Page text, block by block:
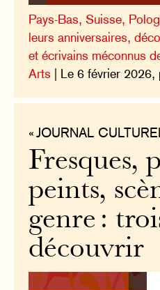
Pays-Bas, Suisse,
leurs anniversaires,
et écrivains méconnus
Arts | Le 6 février
« JOURNAL
Fresques,
peints,
genre :
découvrir